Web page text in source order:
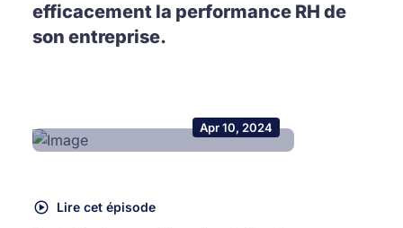
efficacement la performance RH de
son entreprise.
Apr 10, 2024
Lire cet épisode